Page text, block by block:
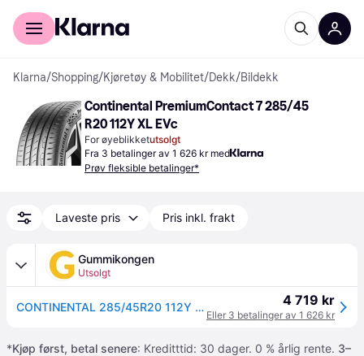
For kunder
Klarna/Shopping/Kjøretøy & Mobilitet/Dekk/Bildekk
Continental PremiumContact 7 285/45
R20 112Y XL EVc
For øyeblikketutsolgt
Fra 3 betalinger av 1 626 kr med
Prøv fleksible betalinger*
Laveste pris Pris inkl. frakt
Gummikongen
Utsolgt
CONTINENTAL 285/45R20 112Y PREMIUM CONTACT 7 XL 4 719 kr
Eller 3 betalinger av 1 626 kr
*Kjøp først, betal senere: Kreditttid: 30 dager. 0 % årlig rente. 3–